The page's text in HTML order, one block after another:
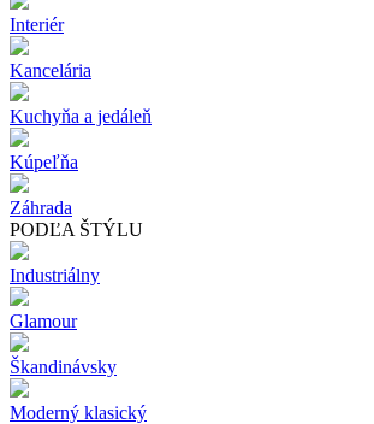
Interiér
Kancelária
Kuchyňa a jedáleň
Kúpeľňa
Záhrada
PODĽA ŠTÝLU
Industriálny
Glamour
Škandinávsky
Moderný klasický